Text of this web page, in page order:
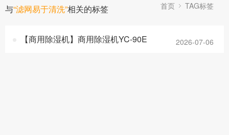
与“滤网易于清洗”相关的标签 首页 TAG标签
【商用除湿机】商用除湿机YC-90E 2026-07-06